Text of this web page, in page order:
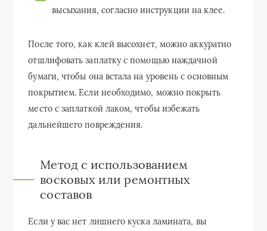
высыхания, согласно инструкции на клее.
После того, как клей высохнет, можно аккуратно
отшлифовать заплатку с помощью наждачной
бумаги, чтобы она встала на уровень с основным
покрытием. Если необходимо, можно покрыть
место с заплаткой лаком, чтобы избежать
дальнейшего повреждения.
Метод с использованием
восковых или ремонтных
составов
Если у вас нет лишнего куска ламината, вы